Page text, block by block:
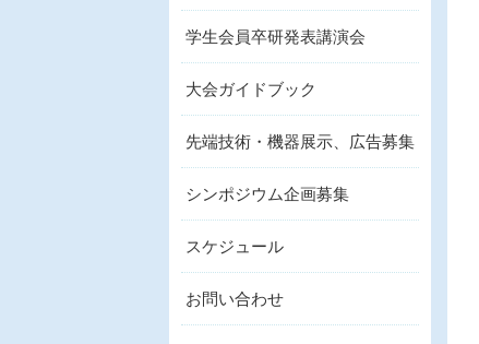
学生会員卒研発表講演会
大会ガイドブック
先端技術・機器展示、広告募集
シンポジウム企画募集
スケジュール
お問い合わせ